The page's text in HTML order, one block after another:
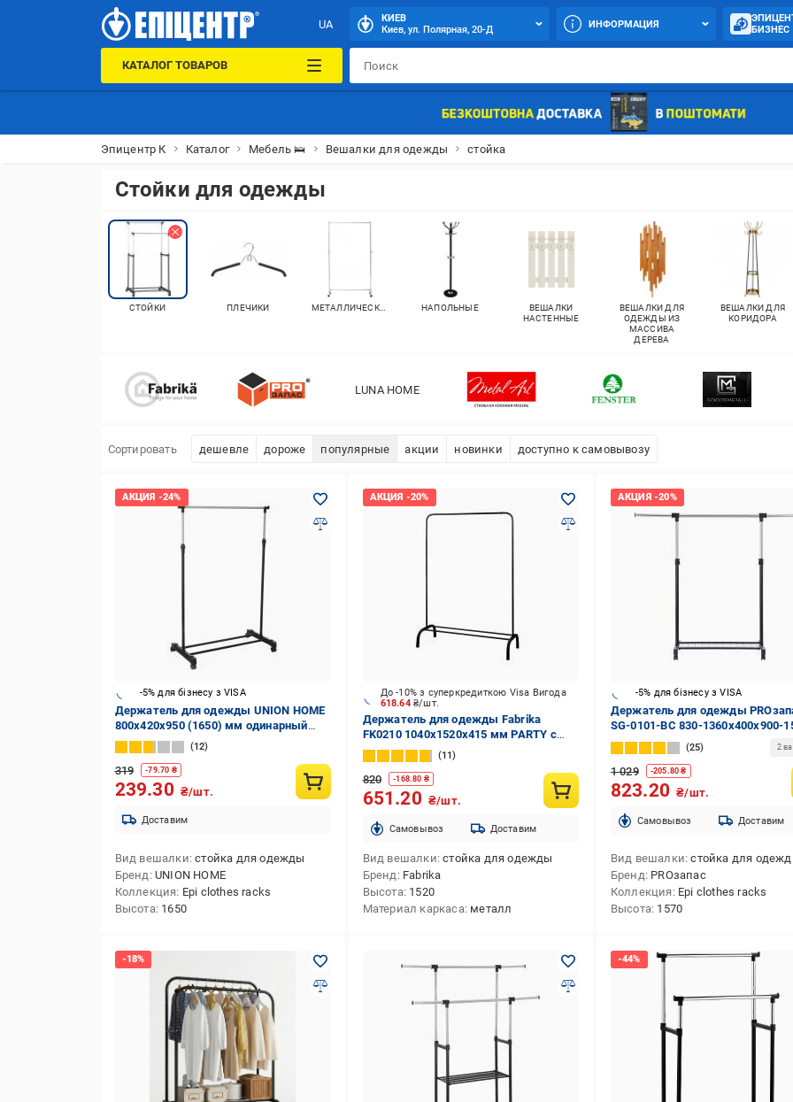
UA
КИЕВ
Киев, ул. Полярная, 20-Д
ИНФОРМАЦИЯ
БИЗНЕС
КАТАЛОГ ТОВАРОВ
Эпицентр К Каталог Мебель 🛌 Вешалки для одежды стойка
Стойки для одежды
СТОЙКИ ПЛЕЧИКИ МЕТАЛЛИЧЕСКИЕ НАПОЛЬНЫЕ
ВЕШАЛКИ
НАСТЕННЫЕ
ВЕШАЛКИ ДЛЯ
ОДЕЖДЫ ИЗ
МАССИВА
ДЕРЕВА
ВЕШАЛКИ ДЛЯ
КОРИДОРА
LUNA HOME
Сортировать дешевле дороже популярные акции новинки доступно к самовывозу
-5% для бізнесу з VISA
Держатель для одежды UNION HOME
800x420x950 (1650) мм одинарный
передвижной на колесах черный
12
319 -79.70 ₴
239.30 ₴/шт.
Доставим
Вид вешалки стойка для одежды
Бренд UNION HOME
Коллекция Epi clothes racks
Высота 1650
618.64₴/шт.
До -10% з суперкредиткою Visa Вигода
Держатель для одежды Fabrika
FK0210 1040x1520x415 мм PARTY с
полкой черный11
820 -168.80 ₴
651.20 ₴/шт.
Cамовывоз Доставим
Вид вешалки стойка для одежды
Бренд Fabrika
Высота 1520
Материал каркаса металл
-5% для бізнесу з VISA
Держатель для одежды
SG-0101-BC 830-1360x400x900-
мм одинарный с полочкой
хром
25 2
1 029 -205.80 ₴
823.20 ₴/шт.
Cамовывоз Доставим
Вид вешалки стойка для
Бренд PROзапас
Коллекция Epi clothes racks
Высота 1570